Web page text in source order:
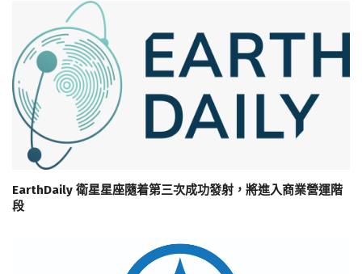
EarthDaily 衛星星座隨着第三次成功發射，將進入商業營運階
段